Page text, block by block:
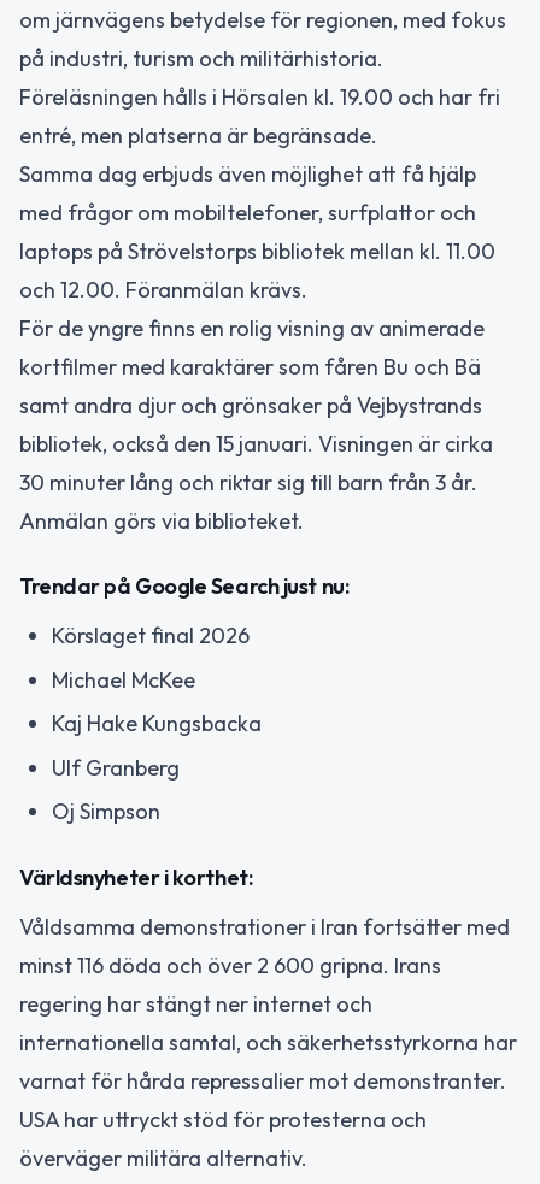
om järnvägens betydelse för regionen, med fokus
på industri, turism och militärhistoria.
Föreläsningen hålls i Hörsalen kl. 19.00 och har fri
entré, men platserna är begränsade.
Samma dag erbjuds även möjlighet att få hjälp
med frågor om mobiltelefoner, surfplattor och
laptops på Strövelstorps bibliotek mellan kl. 11.00
och 12.00. Föranmälan krävs.
För de yngre finns en rolig visning av animerade
kortfilmer med karaktärer som fåren Bu och Bä
samt andra djur och grönsaker på Vejbystrands
bibliotek, också den 15 januari. Visningen är cirka
30 minuter lång och riktar sig till barn från 3 år.
Anmälan görs via biblioteket.
Trendar på Google Search just nu:
Körslaget final 2026
Michael McKee
Kaj Hake Kungsbacka
Ulf Granberg
Oj Simpson
Världsnyheter i korthet:
Våldsamma demonstrationer i Iran fortsätter med
minst 116 döda och över 2 600 gripna. Irans
regering har stängt ner internet och
internationella samtal, och säkerhetsstyrkorna har
varnat för hårda repressalier mot demonstranter.
USA har uttryckt stöd för protesterna och
överväger militära alternativ.